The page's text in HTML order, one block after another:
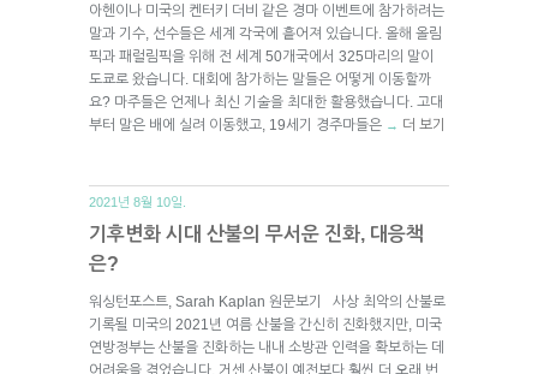
아헨이나 미국의 켄터키 더비 같은 경마 이벤트에 참가하려는
말과 기수, 선수들은 세계 각국에 흩어져 있습니다. 올해 올림
픽과 패럴림픽을 위해 전 세계 50개국에서 325마리의 말이
도쿄로 왔습니다. 대회에 참가하는 말들은 어떻게 이동할까
요? 마주들은 언제나 최신 기술을 최대한 활용했습니다. 고대
부터 말은 배에 실려 이동했고, 19세기 경주마들은 → 더 보기
2021년 8월 10일.
기후변화 시대 산불의 무서운 진화, 대응책
은?
워싱턴포스트, Sarah Kaplan 원문보기 사상 최악의 산불로
기록될 미국의 2021년 여름 산불을 간신히 진화했지만, 미국
연방정부는 산불을 진화하는 내내 소방관 인력을 확보하는 데
어려움을 겪었습니다. 거센 산불이 예전보다 훨씬 더 오래 번